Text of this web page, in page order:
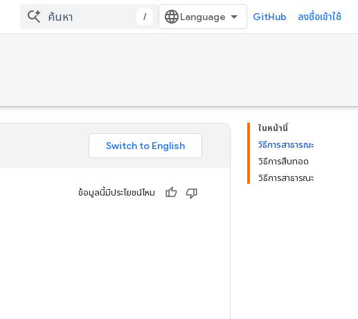
/ GitHub ลงชื่อเข้าใช้
ในหน้านี้
วิธีการสาธารณะ
วิธีการสืบทอด
วิธีการสาธารณะ
ข้อมูลนี้มีประโยชน์ไหม